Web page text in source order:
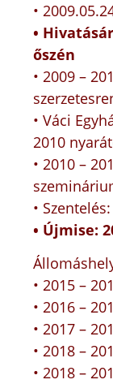
•
•
őszén
• 2009 –
• Váci
2010
• 2010 –
•
• Újmise:
• 2015 –
• 2016 –
• 2017 –
• 2018 –
• 2018 –